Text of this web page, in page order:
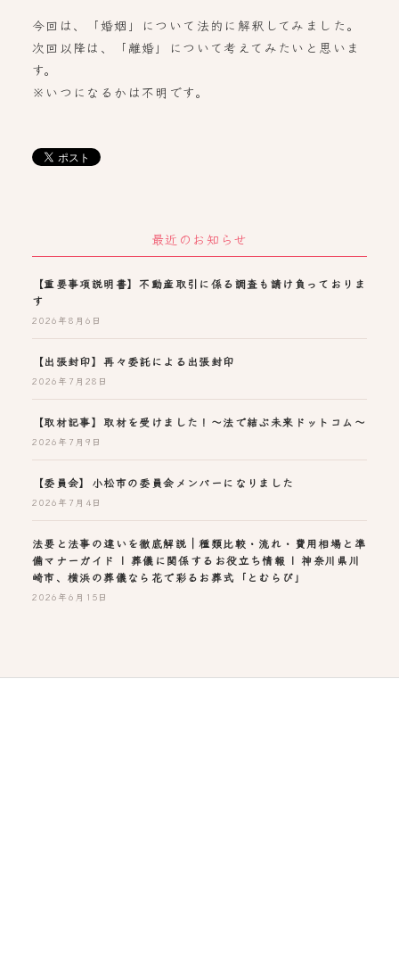
今回は、「婚姻」について法的に解釈してみました。
次回以降は、「離婚」について考えてみたいと思いま
す。
※いつになるかは不明です。
最近のお知らせ
【重要事項説明書】不動産取引に係る調査も請け負っておりま
す
2026年8月6日
【出張封印】再々委託による出張封印
2026年7月28日
【取材記事】取材を受けました！～法で結ぶ未来ドットコム～
2026年7月9日
【委員会】小松市の委員会メンバーになりました
2026年7月4日
法要と法事の違いを徹底解説｜種類比較・流れ・費用相場と準
備マナーガイド | 葬儀に関係するお役立ち情報 | 神奈川県川
崎市、横浜の葬儀なら花で彩るお葬式「とむらび」
2026年6月15日